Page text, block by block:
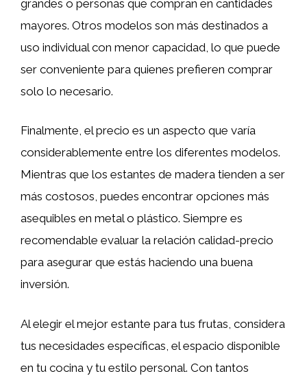
grandes o personas que compran en cantidades
mayores. Otros modelos son más destinados a
uso individual con menor capacidad, lo que puede
ser conveniente para quienes prefieren comprar
solo lo necesario.
Finalmente, el precio es un aspecto que varía
considerablemente entre los diferentes modelos.
Mientras que los estantes de madera tienden a ser
más costosos, puedes encontrar opciones más
asequibles en metal o plástico. Siempre es
recomendable evaluar la relación calidad-precio
para asegurar que estás haciendo una buena
inversión.
Al elegir el mejor estante para tus frutas, considera
tus necesidades específicas, el espacio disponible
en tu cocina y tu estilo personal. Con tantos